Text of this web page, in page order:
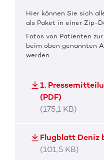
Hier können Sie sich
als Paket in einer Zip-
Fotos von Patienten
beim oben genannten
werden.
1.
(PDF)
(175,1 KB)
Flugblatt Deniz
(101,5 KB)